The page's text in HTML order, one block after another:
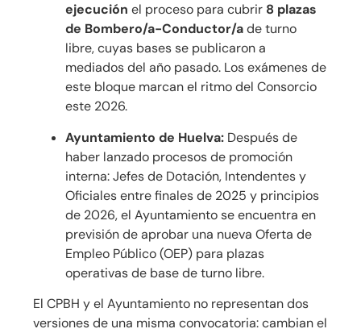
ejecución el proceso para cubrir 8 plazas
de Bombero/a-Conductor/ade turno
libre, cuyas bases se publicaron a
mediados del año pasado. Los exámenes de
este bloque marcan el ritmo del Consorcio
este 2026.
Ayuntamiento de Huelva: Después de
haber lanzado procesos de promoción
interna: Jefes de Dotación, Intendentes y
Oficiales entre finales de 2025 y principios
de 2026, el Ayuntamiento se encuentra en
previsión de aprobar una nueva Oferta de
Empleo Público (OEP) para plazas
operativas de base de turno libre.
El CPBH y el Ayuntamiento no representan dos
versiones de una misma convocatoria: cambian el